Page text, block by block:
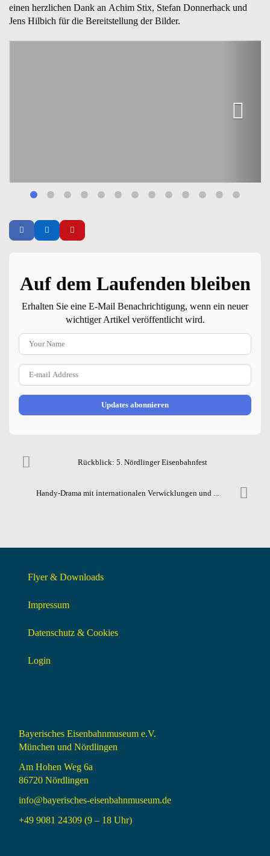
einen herzlichen Dank an Achim Stix, Stefan Donnerhack und
Jens Hilbich für die Bereitstellung der Bilder.
Auf dem Laufenden bleiben
Erhalten Sie eine E-Mail Benachrichtigung, wenn ein neuer
wichtiger Artikel veröffentlicht wird.
Updates abonnieren
Rückblick: 5. Nördlinger Eisenbahnfest
Handy-Drama mit internationalen Verwicklungen und ...
Flyer & Downloads
Impressum
Datenschutz & Cookies
Login
Bayerisches Eisenbahnmuseum e.V.
München und Nördlingen
Am Hohen Weg 6a
86720 Nördlingen
info@bayerisches-eisenbahnmuseum.de
+49 9081 24309 (9 – 18 Uhr)